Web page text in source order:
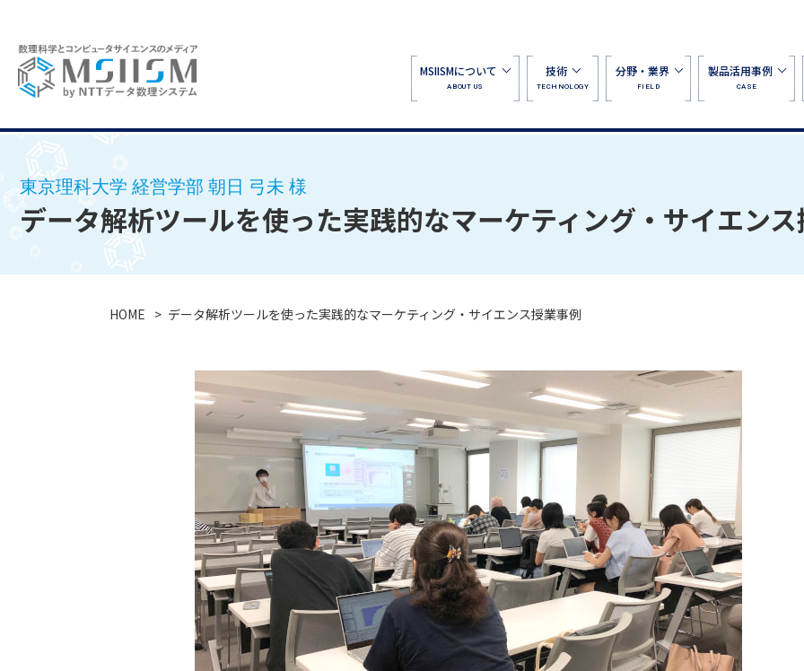
MSIISMについて
ABOUT US
技術
TECHNOLOGY
分野・業界
FIELD
製品活用事例
CASE
東京理科大学 経営学部 朝日 弓未 様
データ解析ツールを使った実践的なマーケティング・サイエン
HOME データ解析ツールを使った実践的なマーケティング・サイエンス授業事例